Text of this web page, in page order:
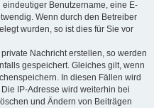
Benutzername, eine E-
Wenn durch den Betreiber
wurden, so ist dies für Sie vor
Nachricht erstellen, so werden
gespeichert. Gleiches gilt, wenn
In diesen Fällen wird
IP-Adresse wird weiterhin bei
und Ändern von Beiträgen